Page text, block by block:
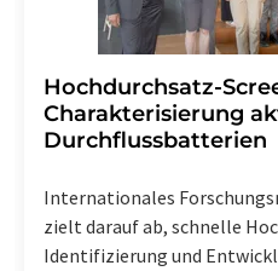
Hochdurchsatz-
Charakterisierung
Durchflussbatterien
Internationales
zielt darauf ab, schnelle
Identifizierung und